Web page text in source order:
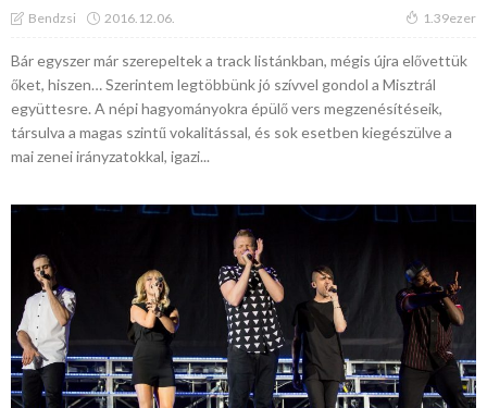
Bendzsi 2016.12.06. 1.39ezer
Bár egyszer már szerepeltek a track listánkban, mégis újra elővettük
őket, hiszen… Szerintem legtöbbünk jó szívvel gondol a Misztrál
együttesre. A népi hagyományokra épülő vers megzenésítéseik,
társulva a magas szintű vokalitással, és sok esetben kiegészülve a
mai zenei irányzatokkal, igazi...